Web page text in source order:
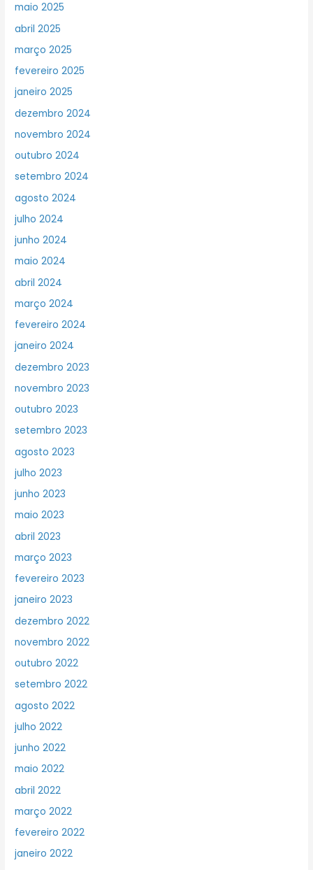
maio 2025
abril 2025
março 2025
fevereiro 2025
janeiro 2025
dezembro 2024
novembro 2024
outubro 2024
setembro 2024
agosto 2024
julho 2024
junho 2024
maio 2024
abril 2024
março 2024
fevereiro 2024
janeiro 2024
dezembro 2023
novembro 2023
outubro 2023
setembro 2023
agosto 2023
julho 2023
junho 2023
maio 2023
abril 2023
março 2023
fevereiro 2023
janeiro 2023
dezembro 2022
novembro 2022
outubro 2022
setembro 2022
agosto 2022
julho 2022
junho 2022
maio 2022
abril 2022
março 2022
fevereiro 2022
janeiro 2022